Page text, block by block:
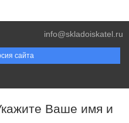
сайта
info@skladoiskatel.ru
Ваше имя и